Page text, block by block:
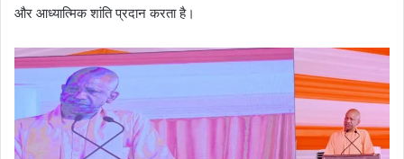
और आध्यात्मिक शांति प्रदान करता है।